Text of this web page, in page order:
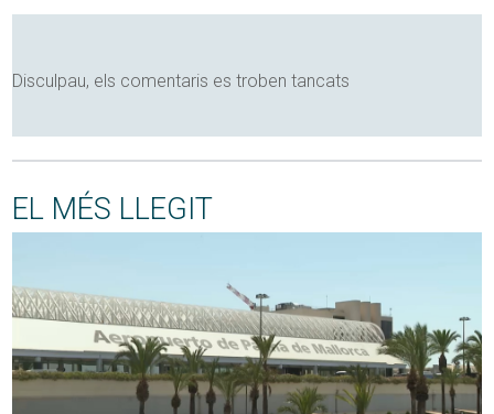
Disculpau, els comentaris es troben tancats
EL MÉS LLEGIT